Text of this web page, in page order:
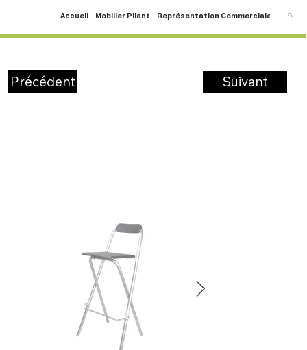
Accueil Mobilier Pliant Représentation Commerciale SAV
Précédent Suivant